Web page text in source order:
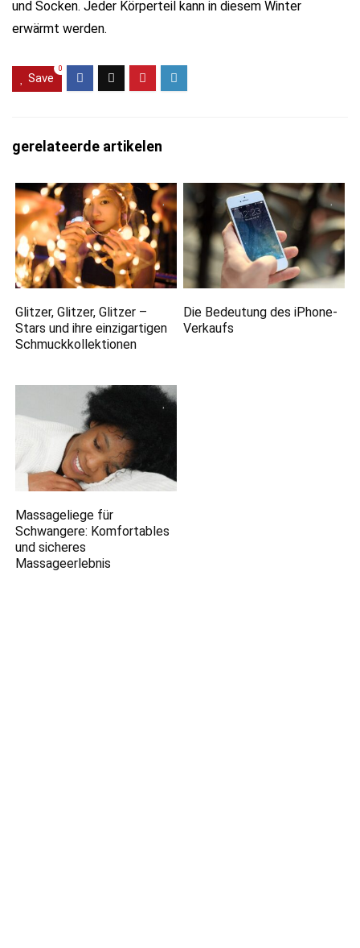
und Socken. Jeder Körperteil kann in diesem Winter
erwärmt werden.
Save
0
gerelateerde artikelen
Glitzer, Glitzer, Glitzer –
Stars und ihre einzigartigen
Schmuckkollektionen
Die Bedeutung des iPhone-
Verkaufs
Massageliege für
Schwangere: Komfortables
und sicheres
Massageerlebnis